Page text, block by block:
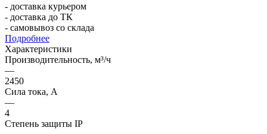
- доставка курьером
- доставка до ТК
- самовывоз со склада
Подробнее
Характеристики
Производительность, м³/ч
—
2450
Сила тока, А
—
4
Степень защиты IP